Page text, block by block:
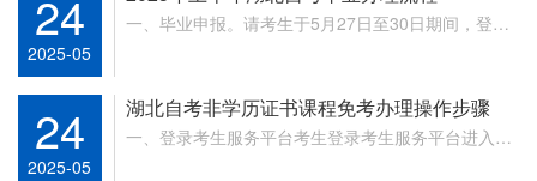
24
2025-05
一、毕业申报。请考生于5月27日至30日期间，登录
24
2025-05
湖北自考非学历证书课程免考办理操作步骤
一、登录考生服务平台考生登录考生服务平台进入网